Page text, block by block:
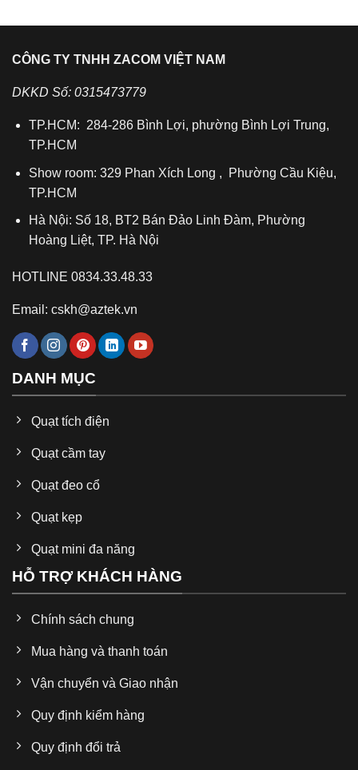
CÔNG TY TNHH ZACOM VIỆT NAM
DKKD Số: 0315473779
TP.HCM: 284-286 Bình Lợi, phường Bình Lợi Trung,
TP.HCM
Show room: 329 Phan Xích Long , Phường Cầu Kiệu,
TP.HCM
Hà Nội: Số 18, BT2 Bán Đảo Linh Đàm, Phường
Hoàng Liệt, TP. Hà Nội
HOTLINE 0834.33.48.33
Email: cskh@aztek.vn
DANH MỤC
Quạt tích điện
Quạt cầm tay
Quạt đeo cổ
Quạt kẹp
Quạt mini đa năng
HỖ TRỢ KHÁCH HÀNG
Chính sách chung
Mua hàng và thanh toán
Vận chuyển và Giao nhận
Quy định kiểm hàng
Quy định đổi trả